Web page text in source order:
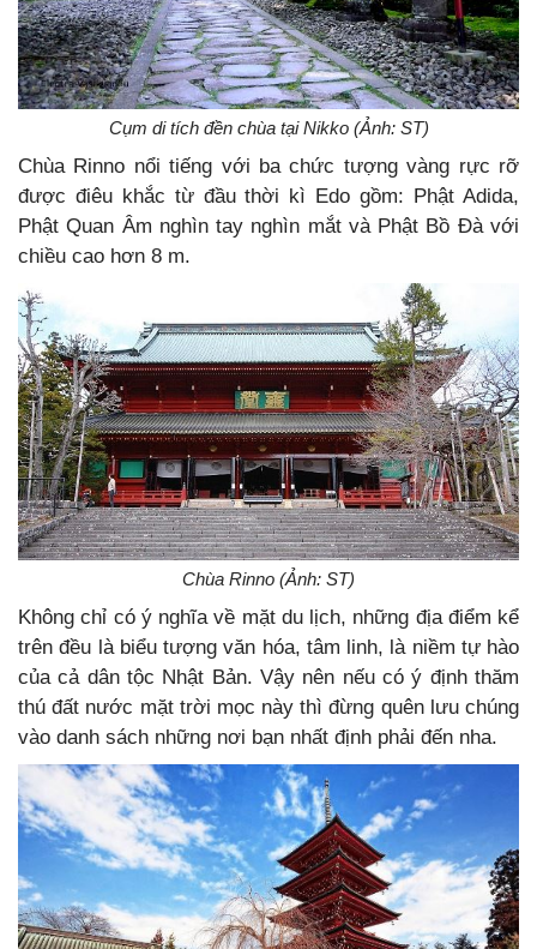
Cụm di tích đền chùa tại Nikko (Ảnh: ST)
Chùa Rinno nổi tiếng với ba chức tượng vàng rực rỡ
được điêu khắc từ đầu thời kì Edo gồm: Phật Adida,
Phật Quan Âm nghìn tay nghìn mắt và Phật Bồ Đà với
chiều cao hơn 8 m.
Chùa Rinno (Ảnh: ST)
Không chỉ có ý nghĩa về mặt du lịch, những địa điểm kể
trên đều là biểu tượng văn hóa, tâm linh, là niềm tự hào
của cả dân tộc Nhật Bản. Vậy nên nếu có ý định thăm
thú đất nước mặt trời mọc này thì đừng quên lưu chúng
vào danh sách những nơi bạn nhất định phải đến nha.